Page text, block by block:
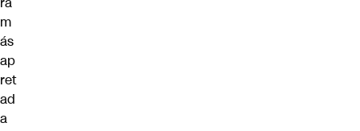
m
ás
ap
ret
ad
a